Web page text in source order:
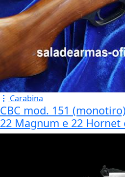
Carabina
CBC mod. 151
22 Magnum e 22 Hornet